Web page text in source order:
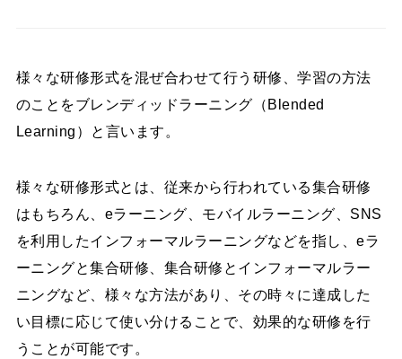
様々な研修形式を混ぜ合わせて行う研修、学習の方法
のことをブレンディッドラーニング（Blended
Learning）と言います。
様々な研修形式とは、従来から行われている集合研修
はもちろん、eラーニング、モバイルラーニング、SNS
を利用したインフォーマルラーニングなどを指し、eラ
ーニングと集合研修、集合研修とインフォーマルラー
ニングなど、様々な方法があり、その時々に達成した
い目標に応じて使い分けることで、効果的な研修を行
うことが可能です。